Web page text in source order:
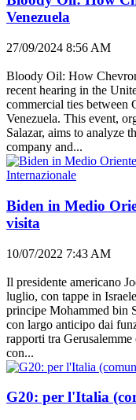
Venezuela
27/09/2024 8:56 AM
Bloody Oil: How
recent hearing in the
commercial ties between
Venezuela. This event,
Salazar, aims to analyze
company and...
Internazionale
Biden in Medio
visita
10/07/2022 7:43 AM
Il presidente americano
luglio, con tappe in
principe Mohammed bin
con largo anticipo dai
rapporti tra
con...
G20: per l'Italia